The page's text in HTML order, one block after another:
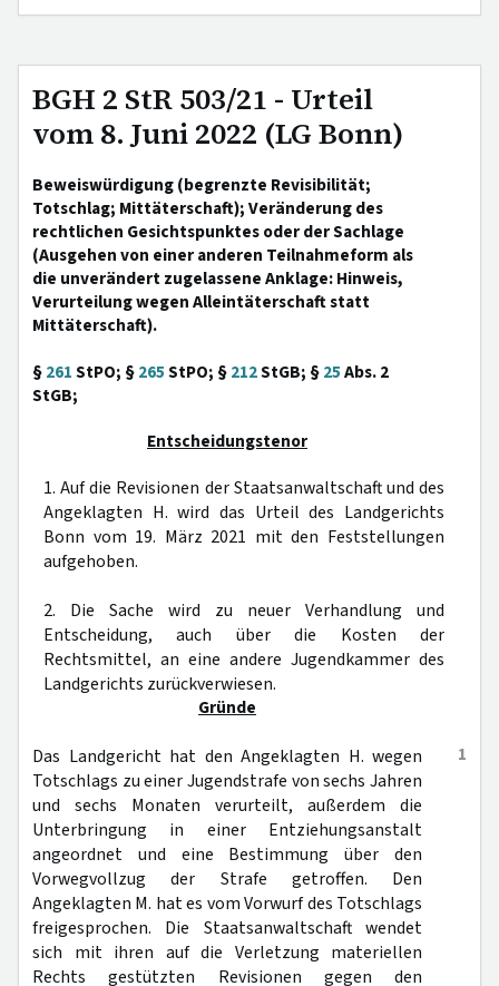
BGH 2 StR 503/21 - Urteil
vom 8. Juni 2022 (LG Bonn)
Beweiswürdigung (begrenzte Revisibilität;
Totschlag; Mittäterschaft); Veränderung des
rechtlichen Gesichtspunktes oder der Sachlage
(Ausgehen von einer anderen Teilnahmeform als
die unverändert zugelassene Anklage: Hinweis,
Verurteilung wegen Alleintäterschaft statt
Mittäterschaft).
§261StPO; §265StPO; §212StGB; §25Abs. 2
StGB;
Entscheidungstenor
1. Auf die Revisionen der Staatsanwaltschaft und des
Angeklagten H. wird das Urteil des Landgerichts
Bonn vom 19. März 2021 mit den Feststellungen
aufgehoben.
2. Die Sache wird zu neuer Verhandlung und
Entscheidung, auch über die Kosten der
Rechtsmittel, an eine andere Jugendkammer des
Landgerichts zurückverwiesen.
Gründe
1
Das Landgericht hat den Angeklagten H. wegen
Totschlags zu einer Jugendstrafe von sechs Jahren
und sechs Monaten verurteilt, außerdem die
Unterbringung in einer Entziehungsanstalt
angeordnet und eine Bestimmung über den
Vorwegvollzug der Strafe getroffen. Den
Angeklagten M. hat es vom Vorwurf des Totschlags
freigesprochen. Die Staatsanwaltschaft wendet
sich mit ihren auf die Verletzung materiellen
Rechts gestützten Revisionen gegen den